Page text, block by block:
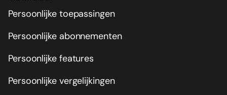
Persoonlijke toepassingen
Persoonlijke abonnementen
Persoonlijke features
Persoonlijke vergelijkingen